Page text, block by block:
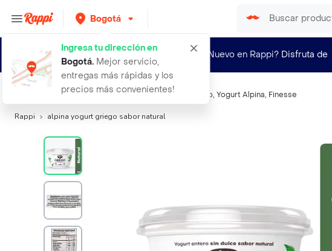
Bogotá
Ingresa tu dirección en
Bogotá. Mejor servicio,
entregas más rápidas y los
precios más convenientes!
¿Nuevo en Rappi? Disfruta de
Búsquedas relacionadas:Yogurt,Alpina,Yogurt Griego, Yogurt Alpina, Finesse
Rappi alpina yogurt griego sabor natural